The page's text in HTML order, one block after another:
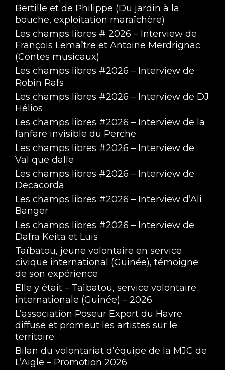
Bertille et de Philippe (Du jardin à la
bouche, exploitation maraîchère)
Les champs libres # 2026 – Interview de
François Lemaître et Antoine Merdrignac
(Contes musicaux)
Les champs libres #2026 – Interview de
Robin Rafs
Les champs libres #2026 – Interview de DJ
Hélios
Les champs libres #2026 – Interview de la
fanfare invisible du Perche
Les champs libres #2026 – Interview de
Val que dalle
Les champs libres #2026 – Interview de
Decacorda
Les champs libres #2026 – Interview d’Ali
Banger
Les champs libres #2026 – Interview de
Dafra Keita et Luis
Taïbatou, jeune volontaire en service
civique international (Guinée), témoigne
de son expérience
Elle y était – Taïbatou, service volontaire
internationale (Guinée) – 2026
L’association Poseur Export du Havre
diffuse et promeut les artistes sur le
territoire
Bilan du volontariat d’équipe de la MJC de
L’Aigle – Promotion 2026